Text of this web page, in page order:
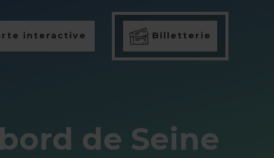
interactive Billetterie
de Seine